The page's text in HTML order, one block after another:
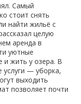
Самый
стоит снять
найти жильё с
целую
аренда в
уютные
и жить у озера. В
— уборка,
выходить
позволяет почти